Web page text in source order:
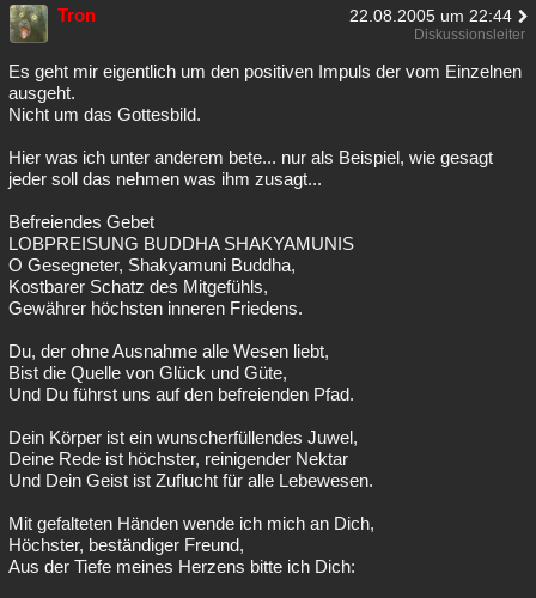
Tron 22.08.2005 um 22:44
Diskussionsleiter
Es geht mir eigentlich um den positiven Impuls der vom Einzelnen
ausgeht.
Nicht um das Gottesbild.
Hier was ich unter anderem bete... nur als Beispiel, wie gesagt
jeder soll das nehmen was ihm zusagt...
Befreiendes Gebet
LOBPREISUNG BUDDHA SHAKYAMUNIS
O Gesegneter, Shakyamuni Buddha,
Kostbarer Schatz des Mitgefühls,
Gewährer höchsten inneren Friedens.
Du, der ohne Ausnahme alle Wesen liebt,
Bist die Quelle von Glück und Güte,
Und Du führst uns auf den befreienden Pfad.
Dein Körper ist ein wunscherfüllendes Juwel,
Deine Rede ist höchster, reinigender Nektar
Und Dein Geist ist Zuflucht für alle Lebewesen.
Mit gefalteten Händen wende ich mich an Dich,
Höchster, beständiger Freund,
Aus der Tiefe meines Herzens bitte ich Dich: